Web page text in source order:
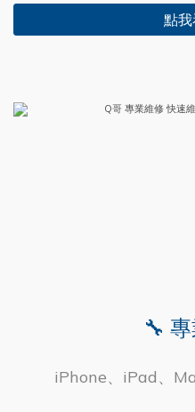
點
🔧
iPhone、iPad、